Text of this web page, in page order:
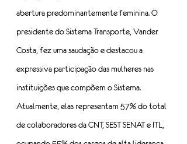
abertura predominantemente feminina. O
presidente do Sistema Transporte, Vander
Costa, fez uma saudação e destacou a
expressiva participação das mulheres nas
instituições que compõem o Sistema.
Atualmente, elas representam 57% do total
de colaboradores da CNT, SEST SENAT e ITL,